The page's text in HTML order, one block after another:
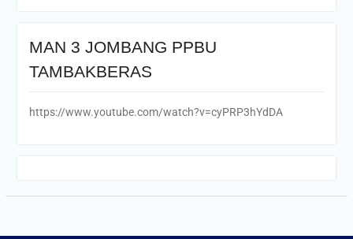
MAN 3 JOMBANG PPBU
TAMBAKBERAS
https://www.youtube.com/watch?v=cyPRP3hYdDA